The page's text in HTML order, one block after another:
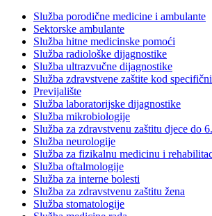
Služba porodične medicine i ambulante
Sektorske ambulante
Služba hitne medicinske pomoći
Služba radiološke dijagnostike
Služba ultrazvučne dijagnostike
Služba zdravstvene zaštite kod
Previjalište
Služba laboratorijske dijagnostike
Služba mikrobiologije
Služba za zdravstvenu zaštitu djece do
Služba neurologije
Služba za fizikalnu medicinu i
Služba oftalmologije
Služba za interne bolesti
Služba za zdravstvenu zaštitu žena
Služba stomatologije